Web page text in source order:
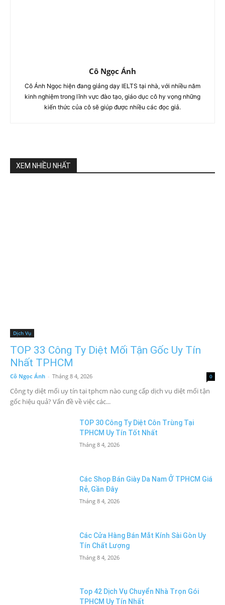
Cô Ngọc Ánh
Cô Ánh Ngọc hiện đang giảng dạy IELTS tại nhà, với nhiều năm
kinh nghiệm trong lĩnh vực đào tạo, giáo dục cô hy vọng những
kiến thức của cô sẽ giúp được nhiều các đọc giả.
XEM NHIỀU NHẤT
Dịch Vụ
TOP 33 Công Ty Diệt Mối Tận Gốc Uy Tín
Nhất TPHCM
Cô Ngọc Ánh - Tháng 8 4, 2026 0
Công ty diệt mối uy tín tại tphcm nào cung cấp dịch vụ diệt mối tận
gốc hiệu quả? Vấn đề về việc các...
TOP 30 Công Ty Diệt Côn Trùng Tại
TPHCM Uy Tín Tốt Nhất
Tháng 8 4, 2026
Các Shop Bán Giày Da Nam Ở TPHCM Giá
Rẻ, Gần Đây
Tháng 8 4, 2026
Các Cửa Hàng Bán Mắt Kính Sài Gòn Uy
Tín Chất Lượng
Tháng 8 4, 2026
Top 42 Dịch Vụ Chuyển Nhà Trọn Gói
TPHCM Uy Tín Nhất